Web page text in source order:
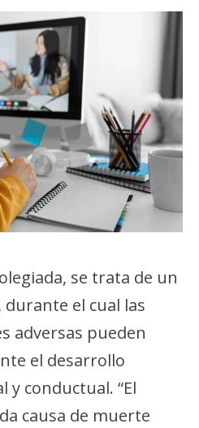
se trata de un
el cual las
adversas pueden
el desarrollo
y conductual. “El
causa de muerte